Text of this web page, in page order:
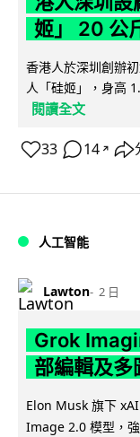
姬」 20 公
香港人於深圳創辦
人「硅姬」，身高
閱讀全文
33 14 ↗
人工智能
Lawton 2 日
Grok
部編輯及多
Elon Musk 旗下
Image 2.0 模型，